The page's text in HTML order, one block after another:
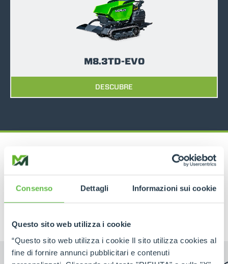
Consenso Dettagli Informazioni sui cookie
Questo sito web utilizza i cookie
“Questo sito web utilizza i cookie Il sito utilizza cookies al
fine di fornire annunci pubblicitari e contenuti
M8.3TD-EVO
DESCUBRE
PRODUCTOS ASOCIADOS
Transportadores De Orugas